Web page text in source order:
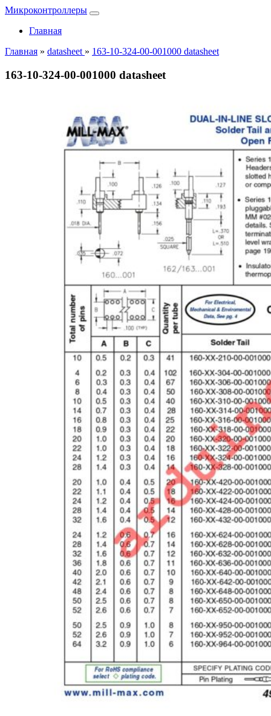
Микроконтроллеры
Главная
Главная » datasheet » 163-10-324-00-001000 datasheet
163-10-324-00-001000 datasheet